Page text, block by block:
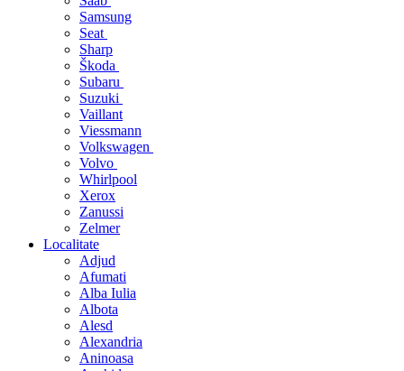
Samsung
Seat
Sharp
Škoda
Subaru
Suzuki
Vaillant
Viessmann
Volkswagen
Volvo
Whirlpool
Xerox
Zanussi
Zelmer
Localitate
Adjud
Afumati
Alba Iulia
Albota
Alesd
Alexandria
Aninoasa